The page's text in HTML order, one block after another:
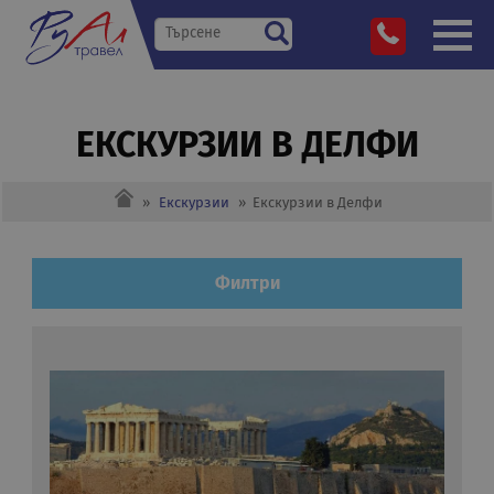
ЕКСКУРЗИИ В ДЕЛФИ
» Екскурзии » Екскурзии в Делфи
Филтри